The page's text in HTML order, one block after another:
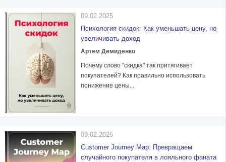
09.02.2025
Психология скидок: Как уменьшать цену, но
увеличивать доход
Артем Демиденко
Почему слово "скидка" так притягивает
покупателей? Как правильно использовать
понижение цены...
09.02.2025
Customer Journey Map: Превращаем
случайного покупателя в лояльного фаната